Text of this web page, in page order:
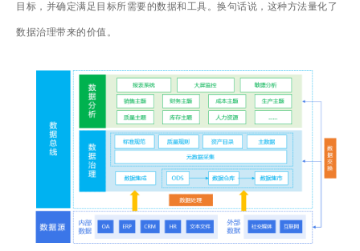
目标，并确定满足目标所需要的数据和工具。换句话说，这种方法量化了
数据治理带来的价值。